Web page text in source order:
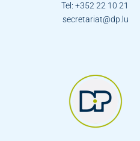
Tel: +352 22 10 21
secretariat@dp.lu